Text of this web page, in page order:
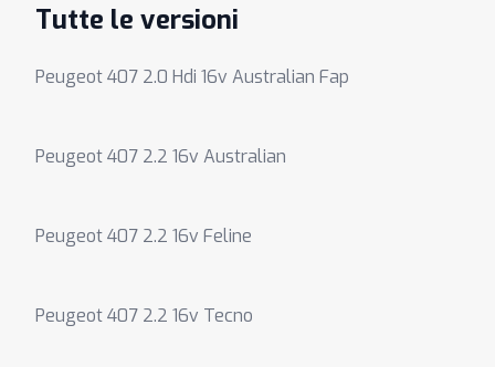
Tutte le versioni
Peugeot 407 2.0 Hdi 16v Australian Fap
Peugeot 407 2.2 16v Australian
Peugeot 407 2.2 16v Feline
Peugeot 407 2.2 16v Tecno